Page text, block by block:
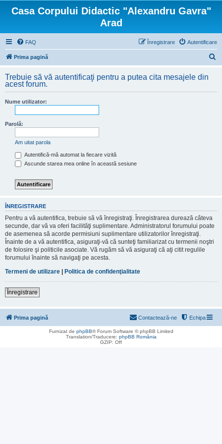
Casa Corpului Didactic "Alexandru Gavra"
Arad
FAQ Autentificare
Înregistrare
Prima pagină
t
Trebuie să vă autentificaţi pentru a putea cita mesajele din
acest forum.
Nume utilizator:
Parolă:
Am uitat parola
Autentifică-mă automat la fiecare vizită
Ascunde starea mea online în această sesiune
ÎNREGISTRARE
Pentru a vă autentifica, trebuie să vă înregistraţi. Înregistrarea durează câteva
secunde, dar vă va oferi facilităţi suplimentare. Administratorul forumului poate
de asemenea să acorde permisiuni suplimentare utilizatorilor înregistraţi.
Înainte de a vă autentifica, asiguraţi-vă că sunteţi familiarizat cu termenii noştri
de folosire şi politicile asociate. Vă rugăm să vă asiguraţi că aţi citit regulile
forumului înainte să navigaţi pe acesta.
Termeni de utilizare | Politica de confidenţialitate
Înregistrare
Prima pagină Echipa
Contactează-ne
Furnizat de phpBB® Forum Software © phpBB Limited
Translation/Traducere: phpBB România
GZIP: Off